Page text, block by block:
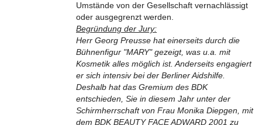
Umstände von der Gesellschaft vernachlässigt
oder ausgegrenzt werden.
Begründung der Jury:
Herr Georg Preusse hat einerseits durch die
Bühnenfigur "MARY" gezeigt, was u.a. mit
Kosmetik alles möglich ist. Anderseits engagiert
er sich intensiv bei der Berliner Aidshilfe.
Deshalb hat das Gremium des BDK
entschieden, Sie in diesem Jahr unter der
Schirmherrschaft von Frau Monika Diepgen, mit
dem BDK BEAUTY FACE ADWARD 2001 zu